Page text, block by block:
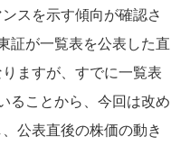
スを示す傾向が確認さ
証が一覧表を公表した直
ますが、すでに一覧表
ることから、今回は改め
公表直後の株価の動き